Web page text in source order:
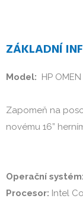
ZÁKLADNÍ
Model: HP
Zapomeň na
novému 16”
Operační systém:
Procesor: Intel